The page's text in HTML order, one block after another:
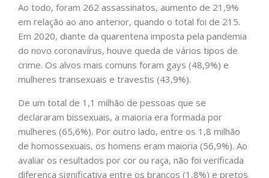
Ao todo, foram 262 assassinatos, aumento de 21,9%
em relação ao ano anterior, quando o total foi de 215.
Em 2020, diante da quarentena imposta pela pandemia
do novo coronavírus, houve queda de vários tipos de
crime. Os alvos mais comuns foram gays (48,9%) e
mulheres transexuais e travestis (43,9%).
De um total de 1,1 milhão de pessoas que se
declararam bissexuais, a maioria era formada por
mulheres (65,6%). Por outro lado, entre os 1,8 milhão
de homossexuais, os homens eram maioria (56,9%). Ao
avaliar os resultados por cor ou raça, não foi verificada
diferença significativa entre os brancos (1,8%) e pretos